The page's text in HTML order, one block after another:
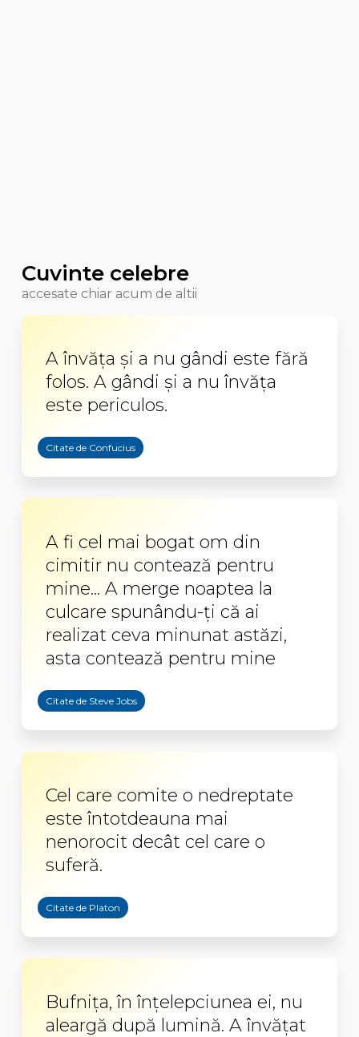
Cuvinte celebre
accesate chiar acum de altii
A învăţa şi a nu gândi este fără
folos. A gândi şi a nu învăţa
este periculos.
Citate de Confucius
A fi cel mai bogat om din
cimitir nu contează pentru
mine... A merge noaptea la
culcare spunându-ţi că ai
realizat ceva minunat astăzi,
asta contează pentru mine
Citate de Steve Jobs
Cel care comite o nedreptate
este întotdeauna mai
nenorocit decât cel care o
suferă.
Citate de Platon
Bufniţa, în înţelepciunea ei, nu
aleargă după lumină. A învăţat